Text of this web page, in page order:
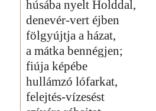
húsába nyelt Holddal,
denevér-vert éjben
fölgyújtja a házat,
a mátka bennégjen;
fiúja képébe
hullámzó lófarkat,
felejtés-vízesést